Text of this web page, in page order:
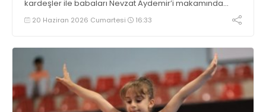
kardeşler ile babaları Nevzat Aydemir’i makamında
ağırladı.
20 Haziran 2026 Cumartesi 16:33